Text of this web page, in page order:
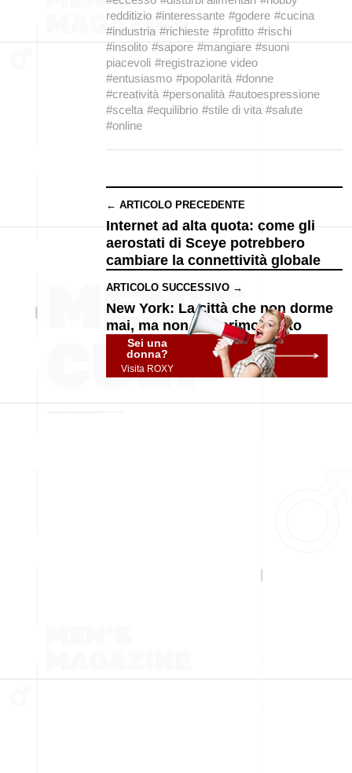
redditizio #interessante #godere #cucina
#industria #richieste #profitto #rischi
#insolito #sapore #mangiare #suoni
piacevoli #registrazione video
#entusiasmo #popolarità #donne
#creatività #personalità #autoespressione
#scelta #equilibrio #stile di vita #salute
#online
← ARTICOLO PRECEDENTE
Internet ad alta quota: come gli
aerostati di Sceye potrebbero
cambiare la connettività globale
ARTICOLO SUCCESSIVO →
New York: La città che non dorme
mai, ma non è al primo posto
Sei una
donna?
Visita ROXY